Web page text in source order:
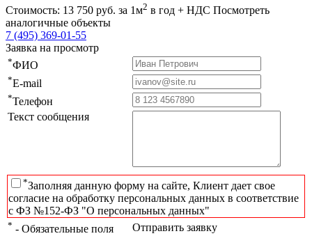
Стоимость: 13 750 руб. за 1м2 в год + НДС Посмотреть
аналогичные объекты
7 (495) 369-01-55
Заявка на просмотр
*ФИО
*E-mail
*Телефон
Текст сообщения
*Заполняя данную форму на сайте, Клиент дает свое
согласие на обработку персональных данных в соответствие
с ФЗ №152-ФЗ "О персональных данных"
* - Обязательные поля Отправить заявку